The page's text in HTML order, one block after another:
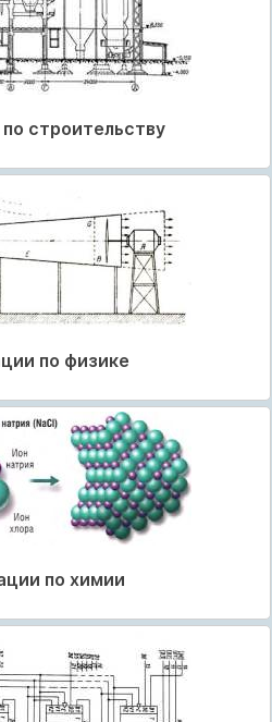
строительству
по физике
по химии